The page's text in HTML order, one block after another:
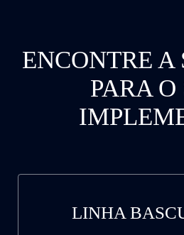
ENCONTRE A
PARA O
LINHA